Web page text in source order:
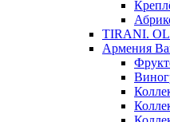
TIRANI.
Армения